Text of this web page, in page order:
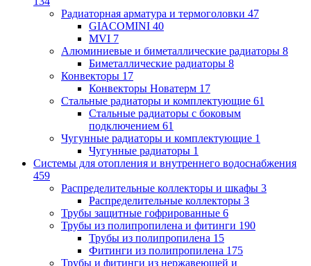
Радиаторная арматура и термоголовки 47
GIACOMINI 40
MVI 7
Алюминиевые и биметаллические радиаторы 8
Биметаллические радиаторы 8
Конвекторы 17
Конвекторы Новатерм 17
Стальные радиаторы и комплектующие 61
Стальные радиаторы с боковым
подключением 61
Чугунные радиаторы и комплектующие 1
Чугунные радиаторы 1
Системы для отопления и внутреннего водоснабжения
459
Распределительные коллекторы и шкафы 3
Распределительные коллекторы 3
Трубы защитные гофрированные 6
Трубы из полипропилена и фитинги 190
Трубы из полипропилена 15
Фитинги из полипропилена 175
Трубы и фитинги из нержавеющей и